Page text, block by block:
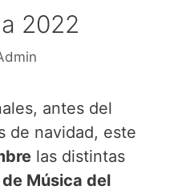
2022
antes del
de navidad, este
las distintas
Música del